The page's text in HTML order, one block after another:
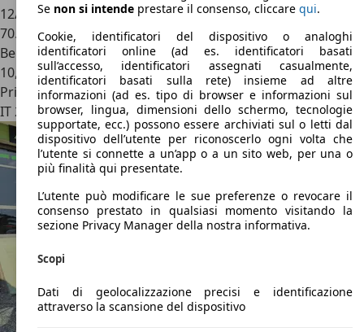
12/2004
70.700 km
Benzina
10,1 l/100 km (comb.)
Privato
IT 22031Albavilla
Se non si intende prestare il consenso, cliccare qui.
Cookie, identificatori del dispositivo o analoghi
identificatori online (ad es. identificatori basati
sull’accesso, identificatori assegnati casualmente,
identificatori basati sulla rete) insieme ad altre
informazioni (ad es. tipo di browser e informazioni sul
browser, lingua, dimensioni dello schermo, tecnologie
supportate, ecc.) possono essere archiviati sul o letti dal
dispositivo dell’utente per riconoscerlo ogni volta che
l’utente si connette a un’app o a un sito web, per una o
più finalità qui presentate.
L’utente può modificare le sue preferenze o revocare il
consenso prestato in qualsiasi momento visitando la
sezione Privacy Manager della nostra informativa.
Scopi
Dati di geolocalizzazione precisi e identificazione
attraverso la scansione del dispositivo